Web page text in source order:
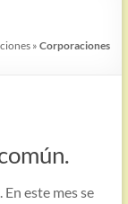
»Corporaciones
este mes se